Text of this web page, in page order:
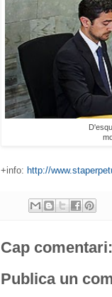
+info: http://
Cap comentari:
Publica un